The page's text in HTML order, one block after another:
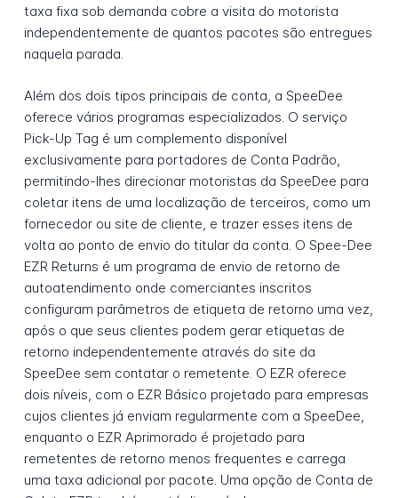
taxa fixa sob demanda cobre a visita do motorista
independentemente de quantos pacotes são entregues
naquela parada.
Além dos dois tipos principais de conta, a SpeeDee
oferece vários programas especializados. O serviço
Pick-Up Tag é um complemento disponível
exclusivamente para portadores de Conta Padrão,
permitindo-lhes direcionar motoristas da SpeeDee para
coletar itens de uma localização de terceiros, como um
fornecedor ou site de cliente, e trazer esses itens de
volta ao ponto de envio do titular da conta. O Spee-Dee
EZR Returns é um programa de envio de retorno de
autoatendimento onde comerciantes inscritos
configuram parâmetros de etiqueta de retorno uma vez,
após o que seus clientes podem gerar etiquetas de
retorno independentemente através do site da
SpeeDee sem contatar o remetente. O EZR oferece
dois níveis, com o EZR Básico projetado para empresas
cujos clientes já enviam regularmente com a SpeeDee,
enquanto o EZR Aprimorado é projetado para
remetentes de retorno menos frequentes e carrega
uma taxa adicional por pacote. Uma opção de Conta de